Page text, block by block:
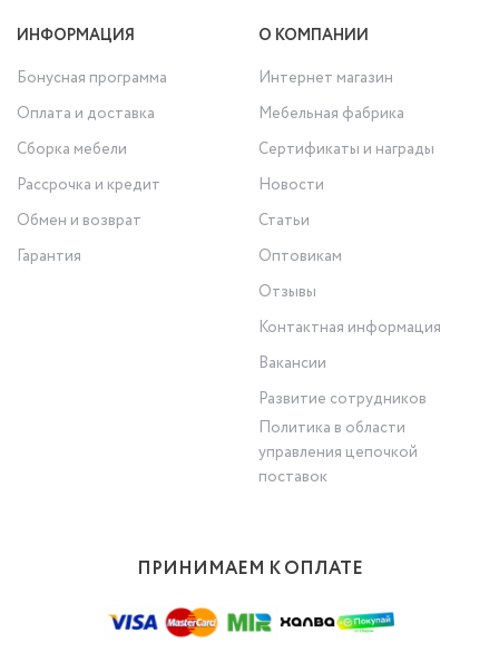
ИНФОРМАЦИЯ
Бонусная программа
Оплата и доставка
Сборка мебели
Рассрочка и кредит
Обмен и возврат
Гарантия
О КОМПАНИИ
Интернет магазин
Мебельная фабрика
Сертификаты и награды
Новости
Статьи
Оптовикам
Отзывы
Контактная информация
Вакансии
Развитие сотрудников
Политика в области
управления цепочкой
поставок
ПРИНИМАЕМ К ОПЛАТЕ